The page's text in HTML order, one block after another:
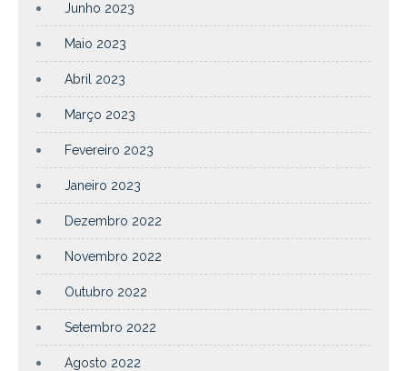
Junho 2023
Maio 2023
Abril 2023
Março 2023
Fevereiro 2023
Janeiro 2023
Dezembro 2022
Novembro 2022
Outubro 2022
Setembro 2022
Agosto 2022